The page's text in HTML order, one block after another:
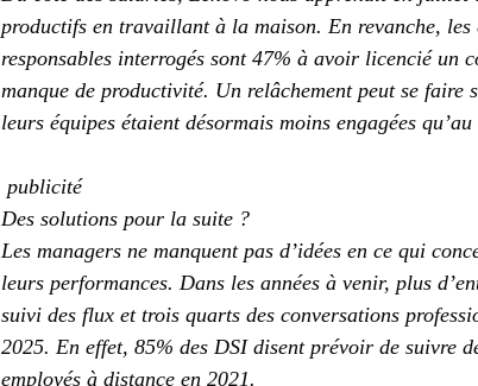
productifs en travaillant à la maison. En revanche, les
responsables interrogés sont 47% à avoir licencié un
manque de productivité. Un relâchement peut se
leurs équipes étaient désormais moins engagées
publicité
Des solutions pour la suite ?
Les managers ne manquent pas d’idées en ce qui
leurs performances. Dans les années à venir, plus
suivi des flux et trois quarts des conversations
2025. En effet, 85% des DSI disent prévoir de suivre
employés à distance en 2021.